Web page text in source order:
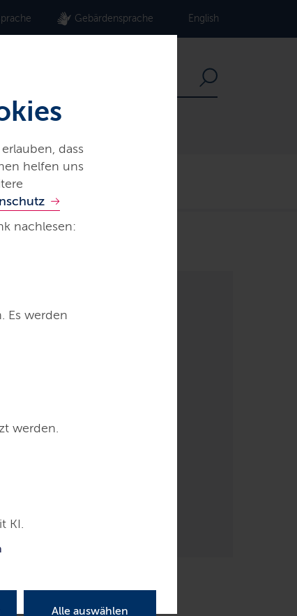
dass
helfen uns
nachlesen:
Es werden
werden.
KI.
Alle auswählen
Gebärdensprache English
echte Norden